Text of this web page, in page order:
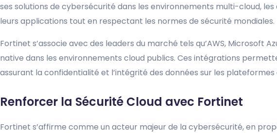
ses solutions de cybersécurité dans les environnements multi-cloud,
leurs applications tout en respectant les normes de sécurité mondiales.
Fortinet s’associe avec des leaders du marché tels qu’AWS, Microsoft
native dans les environnements cloud publics. Ces intégrations
assurant la confidentialité et l’intégrité des données sur les
Renforcer la Sécurité Cloud avec Fortinet
Fortinet s’affirme comme un acteur majeur de la cybersécurité, en